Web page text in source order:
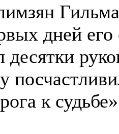
дней
десятки
к